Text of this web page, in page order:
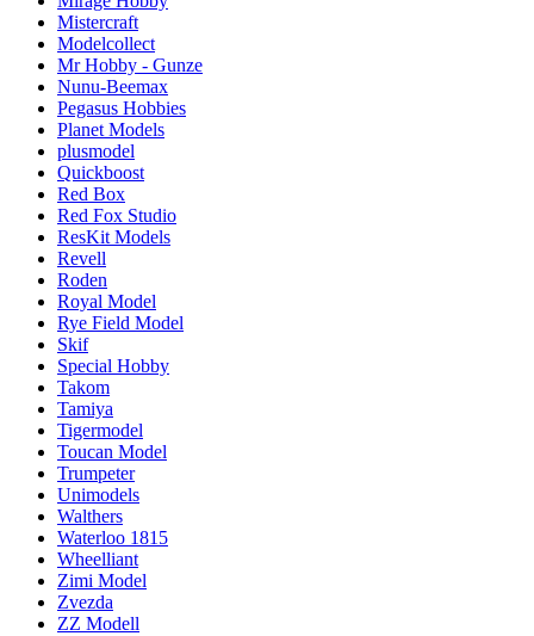
Mistercraft
Modelcollect
Mr Hobby - Gunze
Nunu-Beemax
Pegasus Hobbies
Planet Models
plusmodel
Quickboost
Red Box
Red Fox Studio
ResKit Models
Revell
Roden
Royal Model
Rye Field Model
Skif
Special Hobby
Takom
Tamiya
Tigermodel
Toucan Model
Trumpeter
Unimodels
Walthers
Waterloo 1815
Wheelliant
Zimi Model
Zvezda
ZZ Modell